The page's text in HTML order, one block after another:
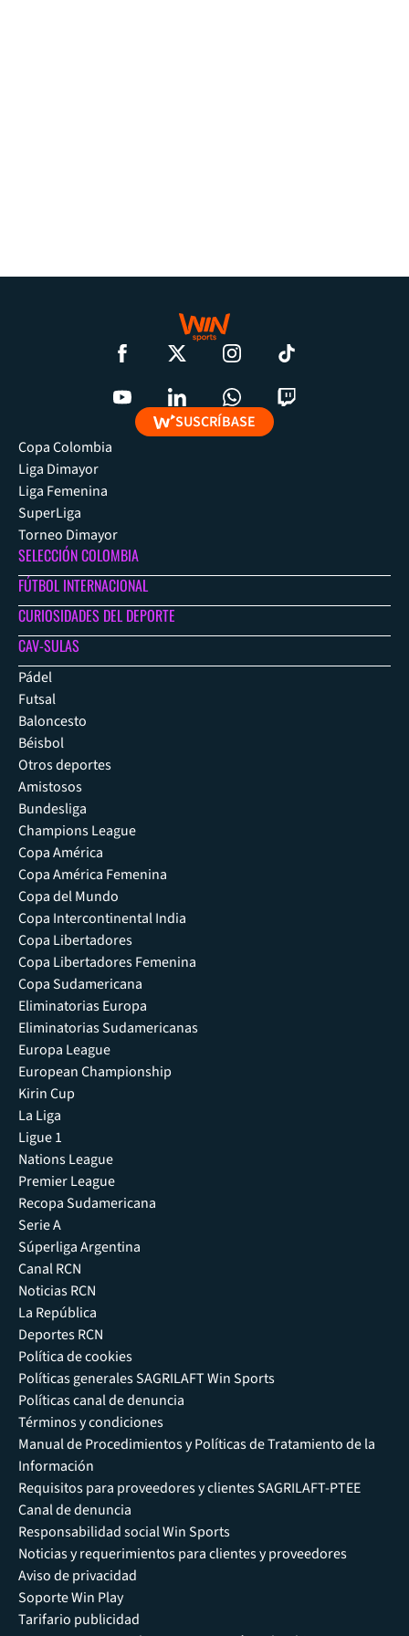
SUSCRÍBASE
Copa Colombia
Liga Dimayor
Liga Femenina
SuperLiga
Torneo Dimayor
SELECCIÓN COLOMBIA
FÚTBOL INTERNACIONAL
CURIOSIDADES DEL DEPORTE
CAV-SULAS
Pádel
Futsal
Baloncesto
Béisbol
Otros deportes
Amistosos
Bundesliga
Champions League
Copa América
Copa América Femenina
Copa del Mundo
Copa Intercontinental India
Copa Libertadores
Copa Libertadores Femenina
Copa Sudamericana
Eliminatorias Europa
Eliminatorias Sudamericanas
Europa League
European Championship
Kirin Cup
La Liga
Ligue 1
Nations League
Premier League
Recopa Sudamericana
Serie A
Súperliga Argentina
Canal RCN
Noticias RCN
La República
Deportes RCN
Política de cookies
Políticas generales SAGRILAFT Win Sports
Políticas canal de denuncia
Términos y condiciones
Manual de Procedimientos y Políticas de Tratamiento de la
Información
Requisitos para proveedores y clientes SAGRILAFT-PTEE
Canal de denuncia
Responsabilidad social Win Sports
Noticias y requerimientos para clientes y proveedores
Aviso de privacidad
Soporte Win Play
Tarifario publicidad